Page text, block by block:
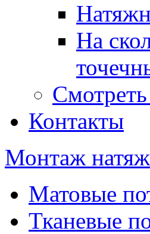
На
Смотреть
Контакты
Монтаж
Матовые
Тканевые